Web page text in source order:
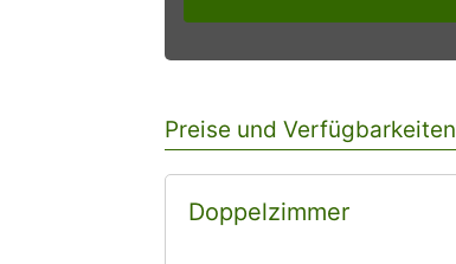
Preise und Verfügbarkeiten
Doppelzimmer